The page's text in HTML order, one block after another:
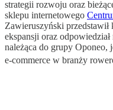
strategii rozwoju oraz
sklepu internetowego
Zawieruszyński
ekspansji oraz
należąca do grupy
e-commerce w branży